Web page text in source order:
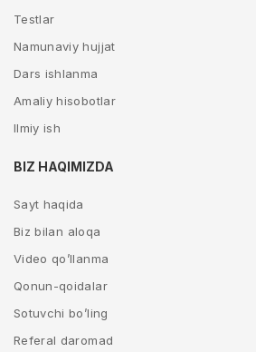
Testlar
Namunaviy hujjat
Dars ishlanma
Amaliy hisobotlar
Ilmiy ish
BIZ HAQIMIZDA
Sayt haqida
Biz bilan aloqa
Video qo’llanma
Qonun-qoidalar
Sotuvchi bo’ling
Referal daromad